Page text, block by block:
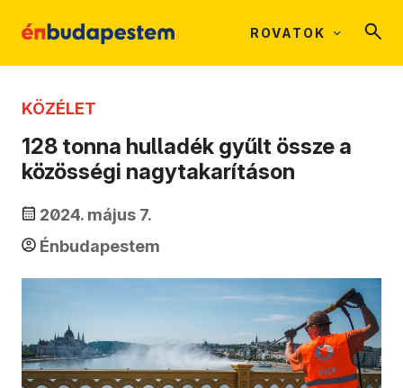
ROVATOK
KÖZÉLET
128 tonna hulladék gyűlt össze a
közösségi nagytakarításon
2024. május 7.
Énbudapestem